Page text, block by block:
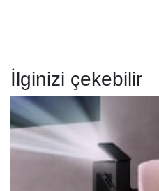
İlginizi çekebilir